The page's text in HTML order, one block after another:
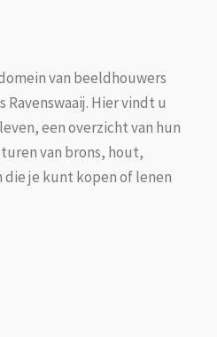
van beeldhouwers
Ravenswaaij. Hier vindt u
een overzicht van hun
van brons, hout,
je kunt kopen of lenen